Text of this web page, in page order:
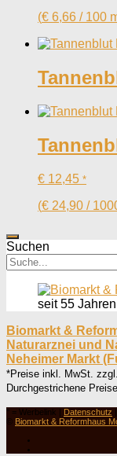
(€ 6,66 / 100
€ 12,45 *
(€ 24,90 /
Suchen
seit 55
Biomarkt &
Naturarznei und
Neheimer Markt
*Preise inkl. MwSt. zzgl.
Durchgestrichene
° = Werbelink | Datenschutz |
© Biomarkt & Reformhaus